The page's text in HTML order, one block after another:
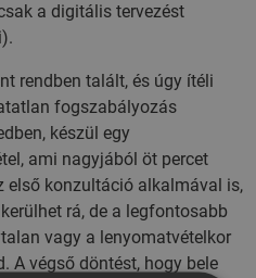
a digitális tervezést
rendben talált, és úgy ítéli
fogszabályozás
készül egy
ami nagyjából öt percet
első konzultáció alkalmával is,
rá, de a legfontosabb
vagy a lenyomatvételkor
A végső döntést, hogy bele